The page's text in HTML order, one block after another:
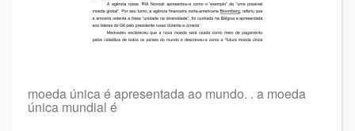
moeda única é apresentada ao mundo. . a moeda
única mundial é